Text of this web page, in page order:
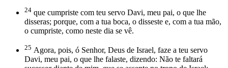
24 que cumpriste com teu servo Davi, meu pai, o que lhe
disseras; porque, com a tua boca, o disseste e, com a tua mão,
o cumpriste, como neste dia se vê.
25 Agora, pois, ó Senhor, Deus de Israel, faze a teu servo
Davi, meu pai, o que lhe falaste, dizendo: Não te faltará